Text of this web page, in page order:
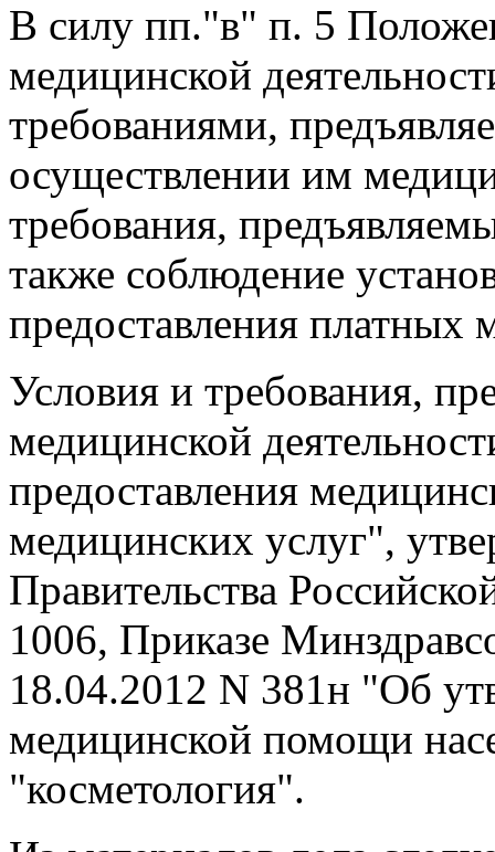
В силу пп."в" п. 5
медицинской
требованиями,
осуществлении им
требования,
также соблюдение
предоставления платных
Условия и требования,
медицинской
предоставления
медицинских услуг",
Правительства
1006, Приказе
18.04.2012 N 381н "Об
медицинской помощи
"косметология".